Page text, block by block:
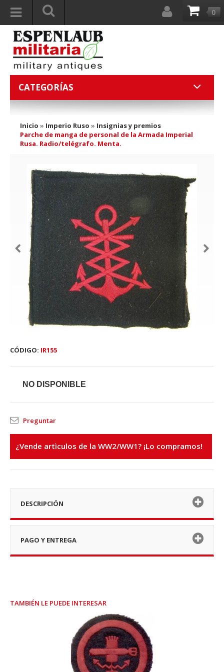
0
CATEGORÍAS
Inicio » Imperio Ruso » Insignias y premios
Parche de manga de personal de la Armada Imperial
Rusa. Radio/telégrafo. Menta.
CÓDIGO: IR155
NO DISPONIBLE
Preguntar
¿Vende artìculos de la WW2/WW1? ¡Lo compramos!
DESCRIPCIÓN
PAGO Y ENTREGA
TAMBIÉN LE PUEDE INTERESAR